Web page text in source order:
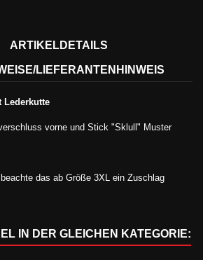
ARTIKELDETAILS
LIEFERANTENHINWEIS
Lederkutte
vorne und Stick "Sklull" Muster
das ab Größe 3XL ein Zuschlag
IN DER GLEICHEN KATEGORIE: